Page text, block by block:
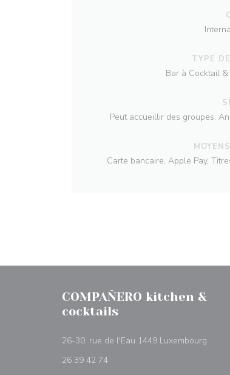
TYPE
Bar à Cocktail
Peut accueillir des groupes,
Carte bancaire, Apple Pay,
COMPAÑERO kitchen &
cocktails
26-30, rue de l'Eau 1449 Luxembourg
26 39 42 74